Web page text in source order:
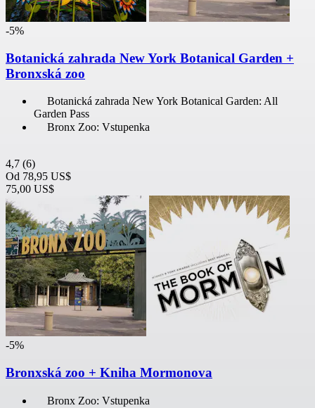
-5%
Botanická zahrada New York Botanical Garden +
Bronxská zoo
Botanická zahrada New York Botanical Garden: All
Garden Pass
Bronx Zoo: Vstupenka
4,7 (6)
Od 78,95 US$
75,00 US$
-5%
Bronxská zoo + Kniha Mormonova
Bronx Zoo: Vstupenka